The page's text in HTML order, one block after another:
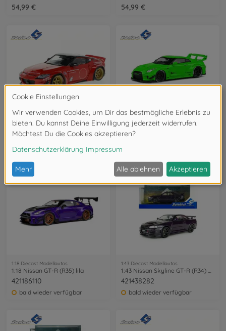
54,99 €
54,99 €
1:43 Diecast Modellautos
1:43 Nissan 400Z Rocket Bunny 2022 rot
421438216
25,99 €
1:43 Diecast Modellautos
1:43 NISSAN GT-R (R35) grün
421437640
25,99 €
1:18 Diecast Modellautos
1:18 Nissan GT-R (R35) lila
421186110
bald wieder verfügbar
1:43 Diecast Modellautos
421438282
bald wieder verfügbar